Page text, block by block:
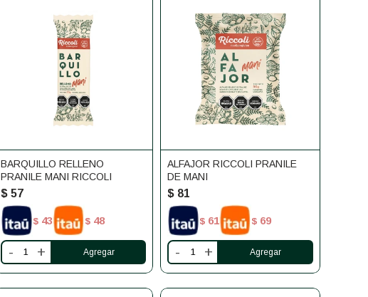
BARQUILLO RELLENO
PRANILE MANI RICCOLI
$ 57
$ 43 $ 48
- +
ALFAJOR RICCOLI PRANILE
DE MANI
$ 81
$ 61 $ 69
- +